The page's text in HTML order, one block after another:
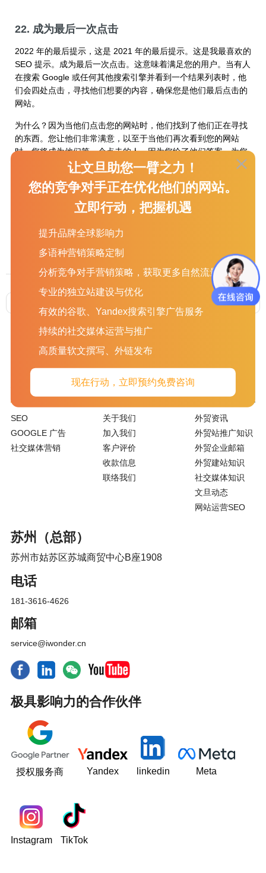
22. 成为最后一次点击
2022 年的最后提示，这是 2021 年的最后提示。这是我最喜欢的
SEO 提示。成为最后一次点击。这意味着满足您的用户。当有人
在搜索 Google 或任何其他搜索引擎并看到一个结果列表时，他
们会四处点击，寻找他们想要的内容，确保您是他们最后点击的
网站。
为什么？因为当他们点击您的网站时，他们找到了他们正在寻找
的东西。您让他们非常满意，以至于当他们再次看到您的网站
时，您将成为他们第一个点击的人，因为您给了他们答案。为您
的用户提供出色的体验。先想想他们。给他们他们想要的一切。
让 Google 没有理由不在搜索结果中将您排名第一。
如何为本地企业配置 Google Analytics
SEO
GOOGLE 广告
社交媒体营销
关于我们
关于我们
加入我们
客户评价
收款信息
联络我们
外贸资讯
外贸站推广知识
外贸企业邮箱
外贸建站知识
社交媒体知识
文旦动态
网站运营SEO
苏州（总部）
苏州市姑苏区苏城商贸中心B座1908
电话
181-3616-4626
邮箱
service@iwonder.cn
极具影响力的合作伙伴
授权服务商 Yandex linkedin Meta
Instagram TikTok
让文旦助您一臂之力！
您的竞争对手正在优化他们的网站。
立即行动，把握机遇
提升品牌全球影响力
多语种营销策略定制
分析竞争对手营销策略，获取更多自然流量
专业的独立站建设与优化
有效的谷歌、Yandex搜索引擎广告服务
持续的社交媒体运营与推广
高质量软文撰写、外链发布
现在行动，立即预约免费咨询